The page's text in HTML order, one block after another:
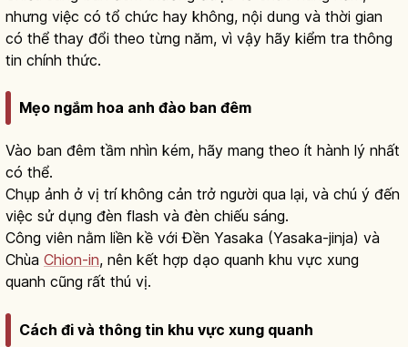
nhưng việc có tổ chức hay không, nội dung và thời gian
có thể thay đổi theo từng năm, vì vậy hãy kiểm tra thông
tin chính thức.
Mẹo ngắm hoa anh đào ban đêm
Vào ban đêm tầm nhìn kém, hãy mang theo ít hành lý nhất
có thể.
Chụp ảnh ở vị trí không cản trở người qua lại, và chú ý đến
việc sử dụng đèn flash và đèn chiếu sáng.
Công viên nằm liền kề với Đền Yasaka (Yasaka-jinja) và
Chùa Chion-in, nên kết hợp dạo quanh khu vực xung
quanh cũng rất thú vị.
Cách đi và thông tin khu vực xung quanh